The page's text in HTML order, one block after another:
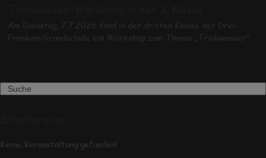
Am Dienstag, 7.7.2026 fand in der dritten Klasse der Drei-
Franken-Grundschule ein Workshop zum Thema „Trinkwasser“…
Search
Keine Veranstaltung gefunden!